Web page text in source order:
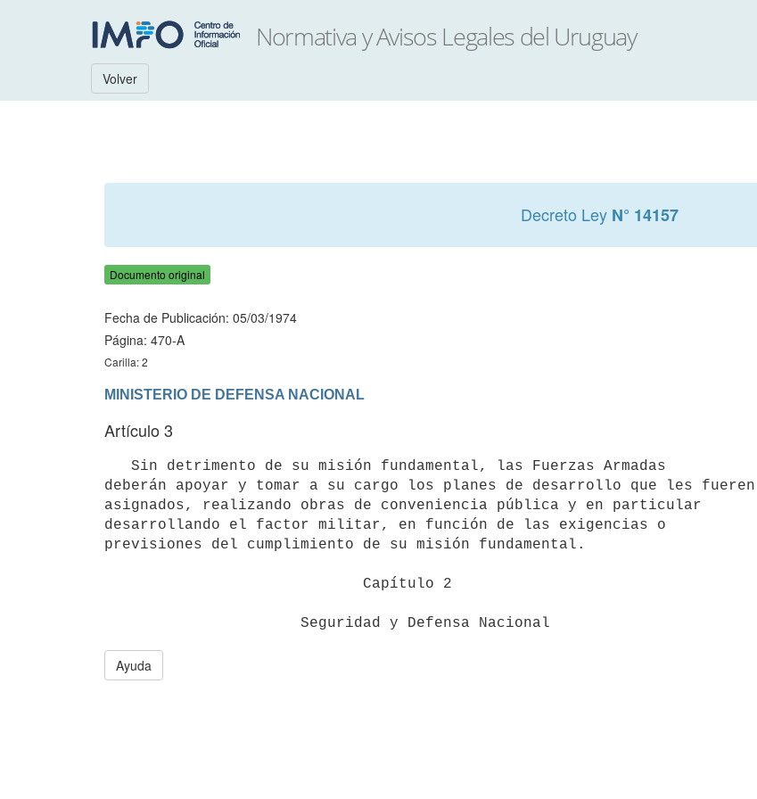
Volver
Decreto Ley N° 14157
Documento original
Fecha de Publicación: 05/03/1974
Página: 470-A
Carilla: 2
MINISTERIO DE DEFENSA NACIONAL
Artículo 3
deberán apoyar y tomar a su cargo los planes de desarrollo que les fueren
asignados, realizando obras de conveniencia pública y en particular
desarrollando el factor militar, en función de las exigencias o
previsiones del cumplimiento de su misión fundamental.
Ayuda